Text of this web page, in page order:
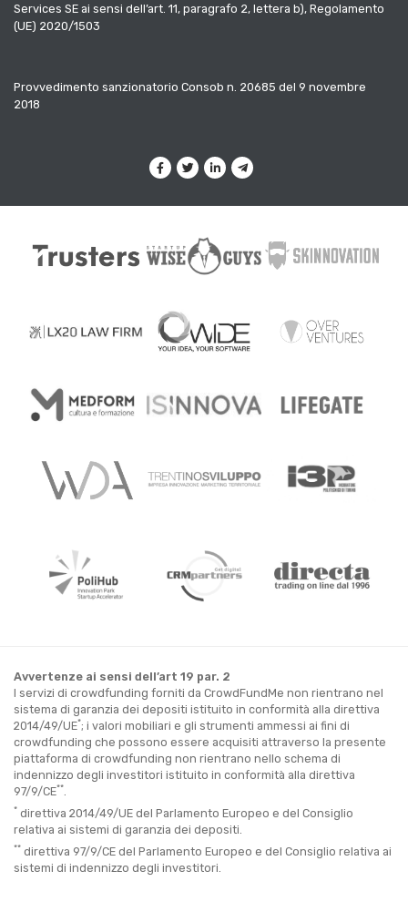
Services SE ai sensi dell’art. 11, paragrafo 2, lettera b), Regolamento
(UE) 2020/1503
Provvedimento sanzionatorio Consob n. 20685 del 9 novembre
2018
Avvertenze ai sensi dell’art 19 par. 2
I servizi di crowdfunding forniti da CrowdFundMe non rientrano nel
sistema di garanzia dei depositi istituito in conformità alla direttiva
2014/49/UE*; i valori mobiliari e gli strumenti ammessi ai fini di
crowdfunding che possono essere acquisiti attraverso la presente
piattaforma di crowdfunding non rientrano nello schema di
indennizzo degli investitori istituito in conformità alla direttiva
97/9/CE**
* direttiva 2014/49/UE del Parlamento Europeo e del Consiglio
relativa ai sistemi di garanzia dei depositi.
** direttiva 97/9/CE del Parlamento Europeo e del Consiglio relativa ai
sistemi di indennizzo degli investitori.